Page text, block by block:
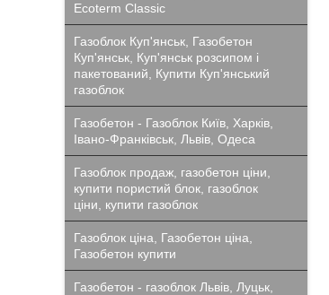
Ecoterm Classic
Газоблок Куп'янськ, Газобетон
Куп'янськ, Куп'янськ розсипом і
пакетований, Купити Куп'янський
газоблок
Газобетон - Газоблок Київ, Харків,
Івано-Франківськ, Львів, Одеса
Газоблок продаж, газобетон ціни,
купити пористий блок, газоблок
ціни, купити газоблок
Газоблок ціна, Газобетон ціна,
Газобетон купити
Газобетон - газоблок Львів, Луцьк,